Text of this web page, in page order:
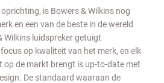
is Bowers & Wilkins nog
en een van de beste in de wereld
Wilkins luidspreker getuigt
op kwaliteit van het merk, en elk
op de markt brengt is up-to-date met
De standaard waaraan de